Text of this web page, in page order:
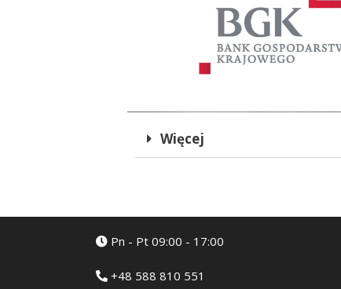
Więcej
Pn - Pt 09:00 - 17:00
+48 588 810 551